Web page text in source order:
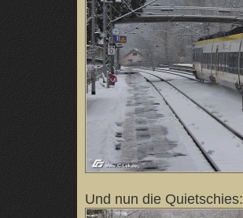
Und nun die Quietschies: